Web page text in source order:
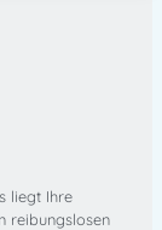
liegt Ihre
reibungslosen